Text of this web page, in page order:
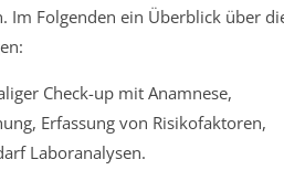
Im Folgenden ein Überblick über
Check-up mit Anamnese,
Erfassung von Risikofaktoren,
Laboranalysen.